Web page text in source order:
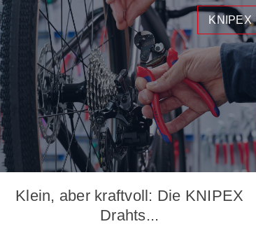
KNIPEX
Klein, aber kraftvoll: Die KNIPEX
Drahts...